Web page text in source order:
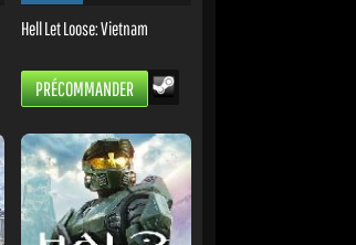
Hell Let Loose: Vietnam
PRÉCOMMANDER